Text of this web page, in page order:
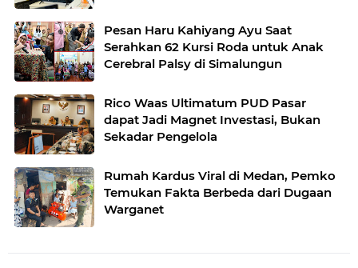
Pesan Haru Kahiyang Ayu Saat
Serahkan 62 Kursi Roda untuk Anak
Cerebral Palsy di Simalungun
Rico Waas Ultimatum PUD Pasar
dapat Jadi Magnet Investasi, Bukan
Sekadar Pengelola
Rumah Kardus Viral di Medan, Pemko
Temukan Fakta Berbeda dari Dugaan
Warganet